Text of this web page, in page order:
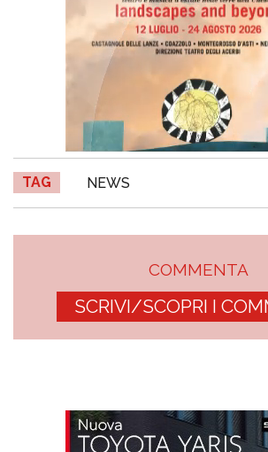
TAG NEWS
COMMENTA
SCRIVI/SCOPRI I